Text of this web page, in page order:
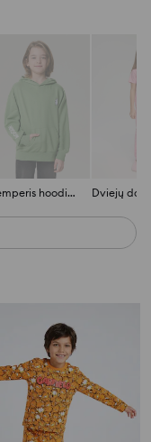
Džemperis hoodie The Moomins